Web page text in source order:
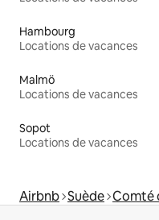
Hambourg
Locations de vacances
Malmö
Locations de vacances
Sopot
Locations de vacances
Airbnb Suède Comté